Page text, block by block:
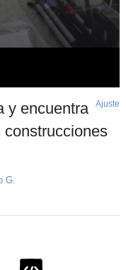
y encuentra
construcciones
Ajuste
G.